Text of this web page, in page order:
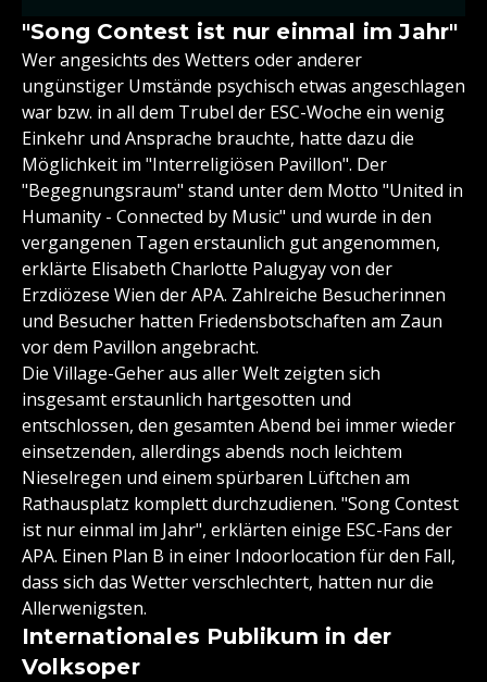
"Song Contest ist nur einmal im Jahr"
Wer angesichts des Wetters oder anderer
ungünstiger Umstände psychisch etwas angeschlagen
war bzw. in all dem Trubel der ESC-Woche ein wenig
Einkehr und Ansprache brauchte, hatte dazu die
Möglichkeit im "Interreligiösen Pavillon". Der
"Begegnungsraum" stand unter dem Motto "United in
Humanity - Connected by Music" und wurde in den
vergangenen Tagen erstaunlich gut angenommen,
erklärte Elisabeth Charlotte Palugyay von der
Erzdiözese Wien der APA. Zahlreiche Besucherinnen
und Besucher hatten Friedensbotschaften am Zaun
vor dem Pavillon angebracht.
Die Village-Geher aus aller Welt zeigten sich
insgesamt erstaunlich hartgesotten und
entschlossen, den gesamten Abend bei immer wieder
einsetzenden, allerdings abends noch leichtem
Nieselregen und einem spürbaren Lüftchen am
Rathausplatz komplett durchzudienen. "Song Contest
ist nur einmal im Jahr", erklärten einige ESC-Fans der
APA. Einen Plan B in einer Indoorlocation für den Fall,
dass sich das Wetter verschlechtert, hatten nur die
Allerwenigsten.
Internationales Publikum in der
Volksoper